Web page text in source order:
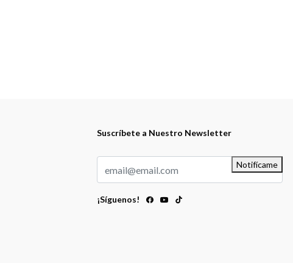
Suscríbete a Nuestro Newsletter
Notifícame
¡Síguenos!